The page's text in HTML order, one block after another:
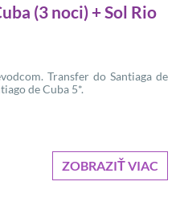
(3 noci) + Sol Rio
Transfer do Santiaga de
de Cuba 5*.
ZOBRAZIŤ VIAC